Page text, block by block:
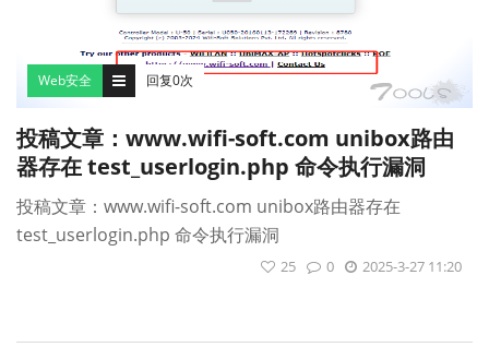
Web安全 回复0次
投稿文章：www.wifi-soft.com unibox路由
器存在 test_userlogin.php 命令执行漏洞
投稿文章：www.wifi-soft.com unibox路由器存在
test_userlogin.php 命令执行漏洞
2025-3-27 11:20
0
25